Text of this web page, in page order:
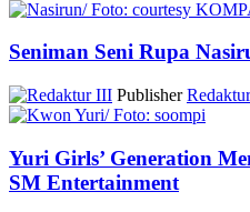
Seniman Seni Rupa
Publisher
Yuri Girls’ Generation
SM Entertainment